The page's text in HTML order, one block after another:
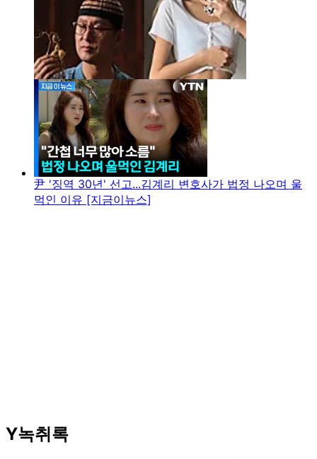
尹 '징역 30년' 선고...김계리 변호사가 법정 나오며 울
먹인 이유 [지금이뉴스]
Y녹취록